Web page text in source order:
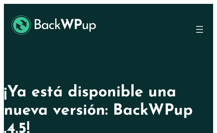
contenido
content
¡Ya está disponible una
nueva versión: BackWPup
.4.5!